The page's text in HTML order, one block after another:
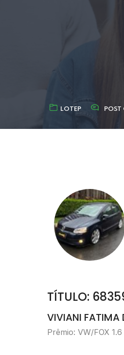
LOTEP POST
TÍTULO:
VIVIANI FATIMA
Prêmio: VW/FOX